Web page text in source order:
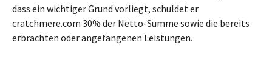
dass ein wichtiger Grund vorliegt, schuldet er
cratchmere.com 30% der Netto-Summe sowie die bereits
erbrachten oder angefangenen Leistungen.